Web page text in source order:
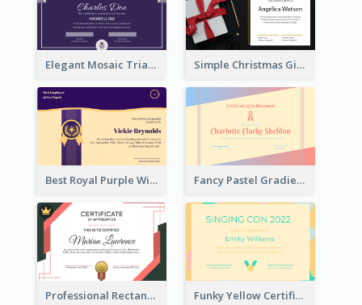
Elegant Mosaic Triangular Certificate Design Template Simple Christmas Gift Photo Certificate
Best Royal Purple With Gold Ribbon Certificate Design Fancy Pastel Gradient Border Certificate Design
Professional Rectangular Border Certificate Design Ideas Funky Yellow Certificate Of Singing Content Champion